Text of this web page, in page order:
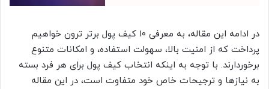
در ادامه این مقاله، به معرفی ۱۰ کیف پول برتر ترون خواهیم
پرداخت که از امنیت بالا، سهولت استفاده، و امکانات متنوع
برخوردارند. با توجه به اینکه انتخاب کیف پول برای هر فرد بسته
به نیازها و ترجیحات خاص خود متفاوت است، در این مقاله